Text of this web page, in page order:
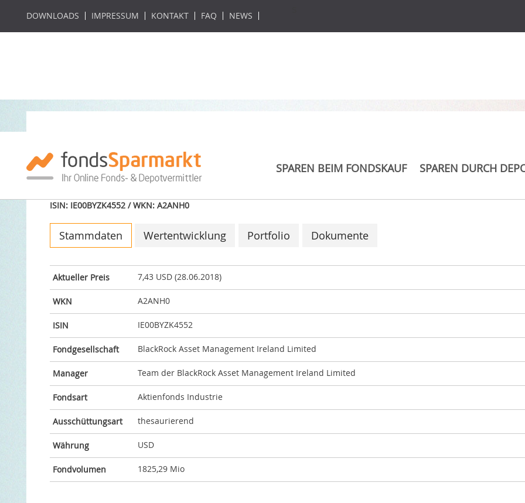
DOWNLOADS IMPRESSUM KONTAKT FAQ NEWS
SPAREN BEIM FONDSKAUF SPAREN DURCH
iShares Automation & Robotics UCITS
ETF
ISIN: IE00BYZK4552 / WKN: A2ANH0
Stammdaten Wertentwicklung Portfolio Dokumente
Aktueller Preis 7,43 USD (28.06.2018)
WKN A2ANH0
ISIN IE00BYZK4552
Fondgesellschaft BlackRock Asset Management Ireland Limited
Manager Team der BlackRock Asset Management Ireland Limited
Fondsart Aktienfonds Industrie
Ausschüttungsart thesaurierend
Währung USD
Fondvolumen 1825,29 Mio